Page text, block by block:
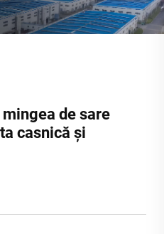
de sare
casnică și